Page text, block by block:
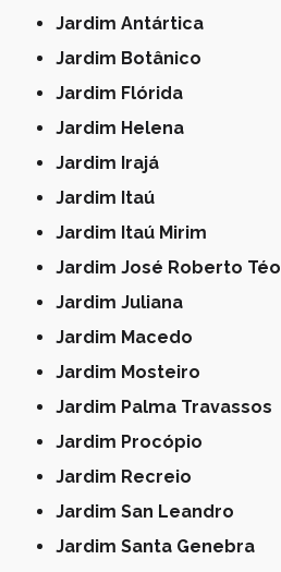
Jardim Antártica
Jardim Botânico
Jardim Flórida
Jardim Helena
Jardim Irajá
Jardim Itaú
Jardim Itaú Mirim
Jardim José Roberto Téo
Jardim Juliana
Jardim Macedo
Jardim Mosteiro
Jardim Palma Travassos
Jardim Procópio
Jardim Recreio
Jardim San Leandro
Jardim Santa Genebra